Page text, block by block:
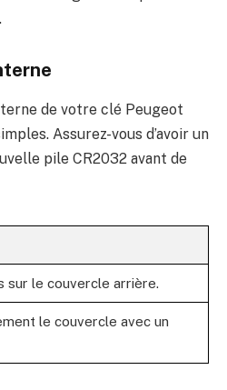
de votre clé Peugeot
Assurez-vous d’avoir un
pile CR2032 avant de
sur le couvercle arrière.
le couvercle avec un